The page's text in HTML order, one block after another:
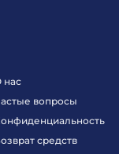
нас
вопросы
средств